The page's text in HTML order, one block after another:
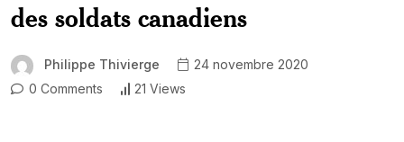
des soldats canadiens
Philippe Thivierge
24 novembre 2020
0 Comments
21 Views